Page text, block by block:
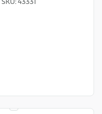
SKU: 43331
OASE